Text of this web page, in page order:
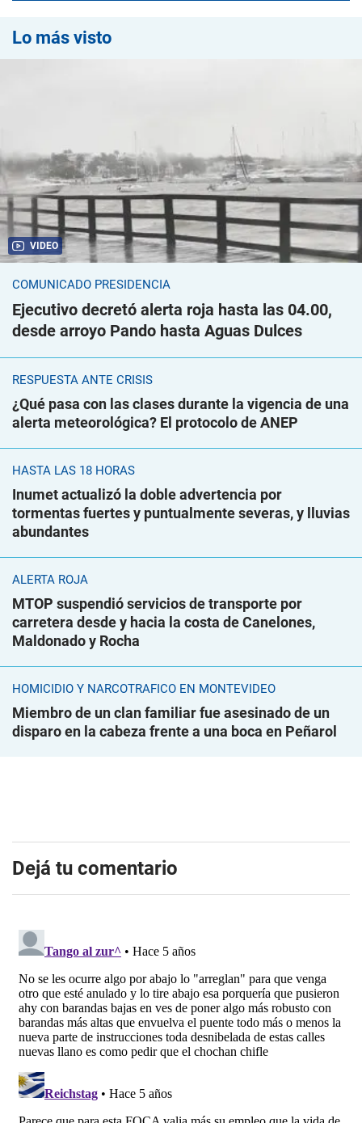
Lo más visto
VIDEO
COMUNICADO PRESIDENCIA
Ejecutivo decretó alerta roja hasta las 04.00,
desde arroyo Pando hasta Aguas Dulces
RESPUESTA ANTE CRISIS
¿Qué pasa con las clases durante la vigencia de una
alerta meteorológica? El protocolo de ANEP
HASTA LAS 18 HORAS
Inumet actualizó la doble advertencia por
tormentas fuertes y puntualmente severas, y lluvias
abundantes
ALERTA ROJA
MTOP suspendió servicios de transporte por
carretera desde y hacia la costa de Canelones,
Maldonado y Rocha
HOMICIDIO Y NARCOTRÁFICO EN MONTEVIDEO
Miembro de un clan familiar fue asesinado de un
disparo en la cabeza frente a una boca en Peñarol
Dejá tu comentario